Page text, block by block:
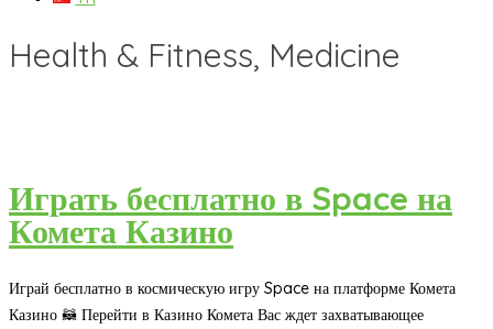
Health & Fitness, Medicine
Играть бесплатно в Space на
Комета Казино
Играй бесплатно в космическую игру Space на платформе Комета
Казино 🦝 Перейти в Казино Комета Вас ждет захватывающее